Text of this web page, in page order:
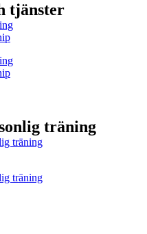
tjänster
träning
träning
träning